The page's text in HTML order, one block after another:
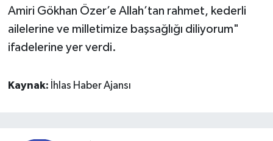
Amiri Gökhan Özer’e Allah’tan rahmet, kederli
ailelerine ve milletimize başsağlığı diliyorum"
ifadelerine yer verdi.
Kaynak: İhlas Haber Ajansı